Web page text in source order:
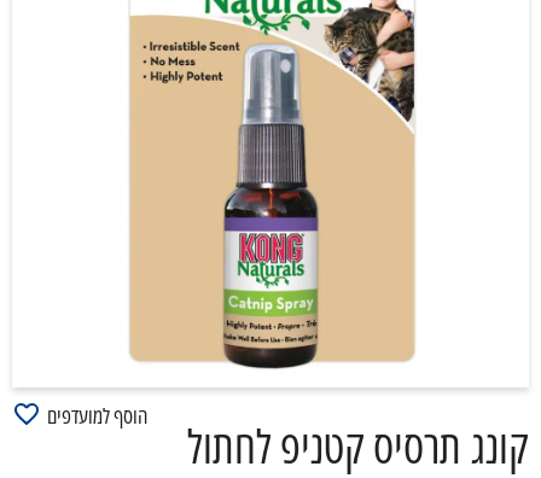
קונג תרסיס קטניפ לחתול הוסף למועדפים